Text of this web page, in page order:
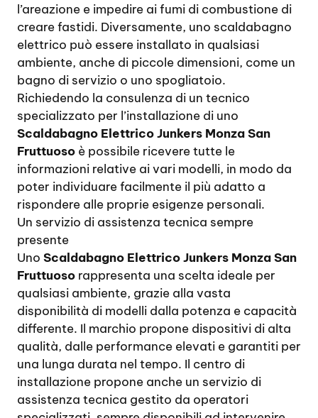
l’areazione e impedire ai fumi di combustione di
creare fastidi. Diversamente, uno scaldabagno
elettrico può essere installato in qualsiasi
ambiente, anche di piccole dimensioni, come un
bagno di servizio o uno spogliatoio.
Richiedendo la consulenza di un tecnico
specializzato per l’installazione di uno
Scaldabagno Elettrico Junkers Monza San
Fruttuoso è possibile ricevere tutte le
informazioni relative ai vari modelli, in modo da
poter individuare facilmente il più adatto a
rispondere alle proprie esigenze personali.
Un servizio di assistenza tecnica sempre
presente
Uno Scaldabagno Elettrico Junkers Monza San
Fruttuoso rappresenta una scelta ideale per
qualsiasi ambiente, grazie alla vasta
disponibilità di modelli dalla potenza e capacità
differente. Il marchio propone dispositivi di alta
qualità, dalle performance elevati e garantiti per
una lunga durata nel tempo. Il centro di
installazione propone anche un servizio di
assistenza tecnica gestito da operatori